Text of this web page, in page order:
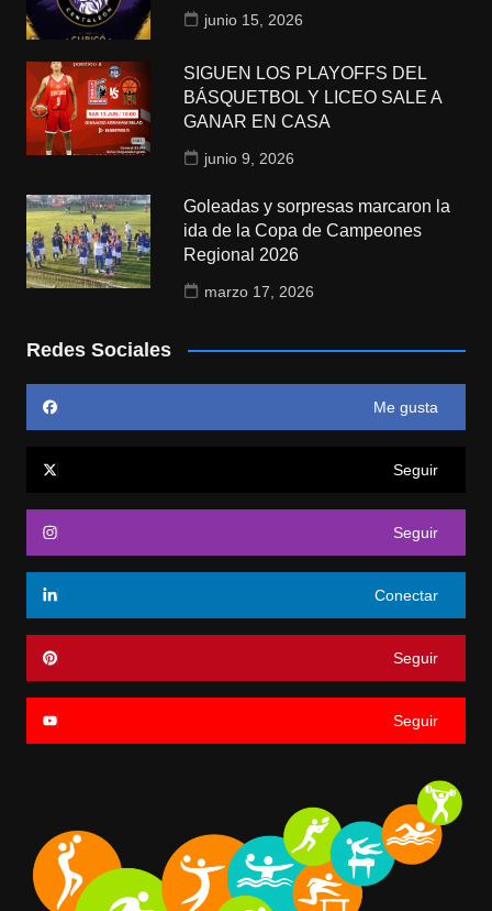
junio 15, 2026
SIGUEN LOS PLAYOFFS DEL
BÁSQUETBOL Y LICEO SALE A
GANAR EN CASA
junio 9, 2026
Goleadas y sorpresas marcaron la
ida de la Copa de Campeones
Regional 2026
marzo 17, 2026
Redes Sociales
Me gusta
Seguir
Seguir
Conectar
Seguir
Seguir